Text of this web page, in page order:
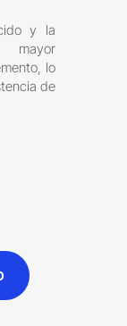
y la
mayor
lo
de